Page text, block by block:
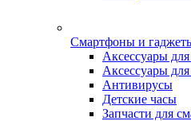
Смартфоны и
Аксессуары
Аксессуары
Антивирусы
Детские часы
Запчасти для